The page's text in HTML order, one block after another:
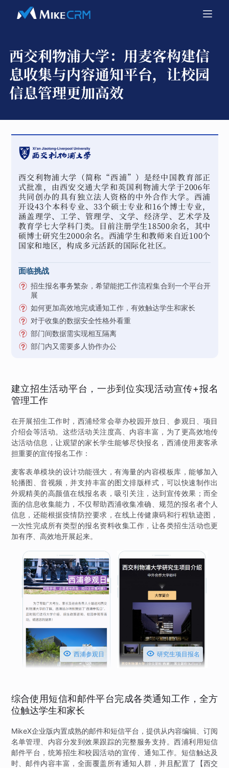
西交利物浦大学： 用麦客构建信
息收集与内容通知平台，让校园
信息管理更加高效
西交利物浦大学（简称“西浦”）是经中国教育部正
式批准，由西安交通大学和英国利物浦大学于2006年
共同创办的具有独立法人资格的中外合作大学。西浦
开设43个本科专业、33个硕士专业和16个博士专业，
涵盖理学、工学、管理学、文学、经济学、艺术学及
教育学七大学科门类。目前注册学生18500余名，其中
硕博士研究生2000余名。西浦学生和教师来自近100个
国家和地区，构成多元活跃的国际化社区。
面临挑战
招生报名事务繁杂，希望能把工作流程集合到一个平台开
展
如何更加高效地完成通知工作，有效触达学生和家长
对于收集的数据安全性格外看重
部门间数据需实现相互隔离
部门内又需要多人协作办公
建立招生活动平台，一步到位实现活动宣传+报名
管理工作
在开展招生工作时，西浦经常会举办校园开放日、参观日、项目
介绍会等活动。这些活动关注度高、内容丰富，为了更高效地传
达活动信息，让观望的家长学生能够尽快报名，西浦使用麦客承
担重要的宣传报名工作：
麦客表单模块的设计功能强大，有海量的内容模板库，能够加入
轮播图、音视频，并支持丰富的图文排版样式，可以快速制作出
外观精美的高颜值在线报名表，吸引关注，达到宣传效果；而全
面的信息收集能力，不仅帮助西浦收集准确、规范的报名者个人
信息，还能根据疫情防控要求，在线上传健康码和行程轨迹图，
一次性完成所有类型的报名资料收集工作，让各类招生活动也更
加有序、高效地开展起来。
 西浦参观日  研究生项目报名
综合使用短信和邮件平台完成各类通知工作，全方
位触达学生和家长
MikeX企业版内置成熟的邮件和短信平台，提供从内容编辑、订阅
名单管理、内容分发到效果跟踪的完整服务支持。西浦利用短信
邮件平台，统筹招生和校园活动的宣传、通知工作。短信触达及
时、邮件内容丰富，全面覆盖所有通知人群，并且配置了【西交